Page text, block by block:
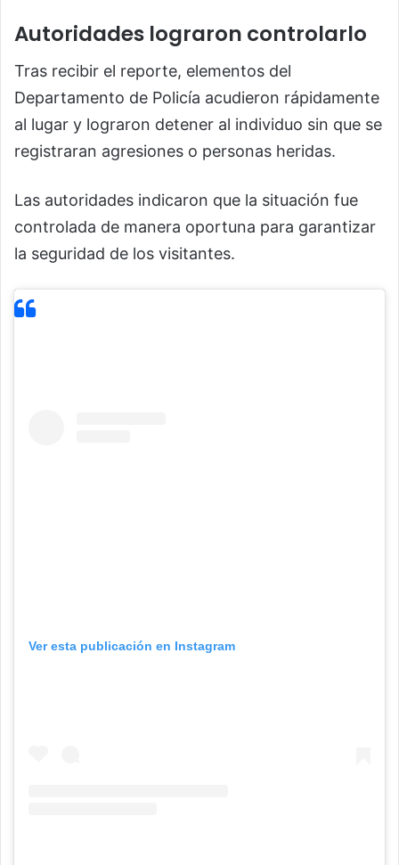
Autoridades lograron controlarlo
Tras recibir el reporte, elementos del
Departamento de Policía acudieron rápidamente
al lugar y lograron detener al individuo sin que se
registraran agresiones o personas heridas.
Las autoridades indicaron que la situación fue
controlada de manera oportuna para garantizar
la seguridad de los visitantes.
Ver esta publicación en Instagram